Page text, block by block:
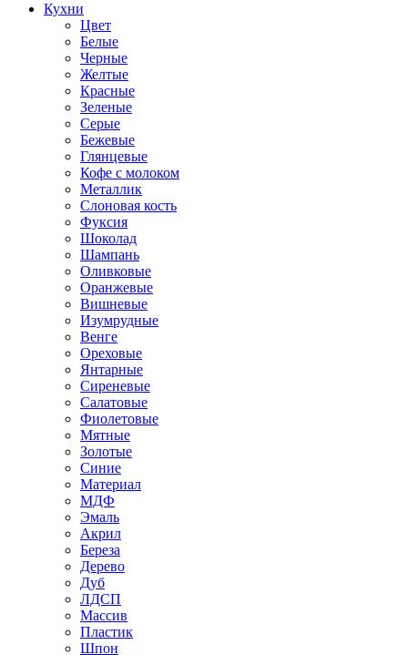
Кухни
Цвет
Белые
Черные
Желтые
Красные
Зеленые
Серые
Бежевые
Глянцевые
Кофе с молоком
Металлик
Слоновая кость
Фуксия
Шоколад
Шампань
Оливковые
Оранжевые
Вишневые
Изумрудные
Венге
Ореховые
Янтарные
Сиреневые
Салатовые
Фиолетовые
Мятные
Золотые
Синие
Материал
МДФ
Эмаль
Акрил
Береза
Дерево
Дуб
ЛДСП
Массив
Пластик
Шпон